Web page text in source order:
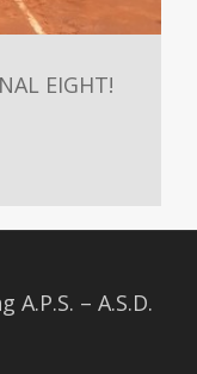
EIGHT!
– A.S.D.